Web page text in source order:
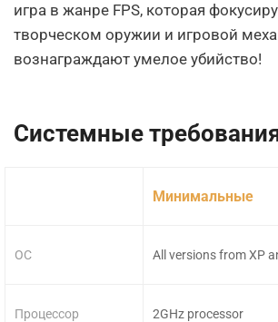
игра в жанре FPS, которая
творческом оружии и игровой
вознаграждают умелое убийство!
Системные
ОС
Процессор
Минимальные
All versions from XP
2GHz processor